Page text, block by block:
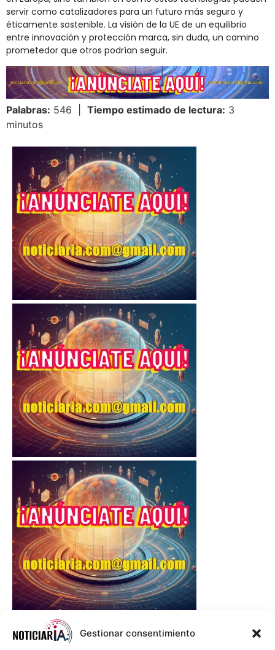
Gestionar consentimiento
servir como catalizadores para un futuro más seguro y
éticamente sostenible. La visión de la UE de un equilibrio
entre innovación y protección marca, sin duda, un camino
prometedor que otros podrían seguir.
Palabras: 546 | Tiempo estimado de lectura: 3
minutos